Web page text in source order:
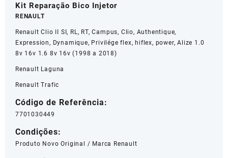
Laguna
Trafic
7701030449
quantidade
Kit Reparação Bico Injetor
RENAULT
Renault Clio II SI, RL, RT, Campus, Clio, Authentique,
Expression, Dynamique, Privilége flex, hiflex, power, Alize 1.0
8v 16v 1.6 8v 16v (1998 a 2018)
Renault Laguna
Renault Trafic
Código de Referência:
7701030449
Condições:
Produto Novo Original / Marca Renault